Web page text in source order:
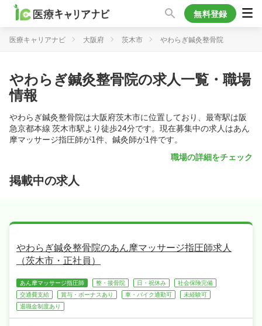
無料登録
医療キャリアナビ 大阪府 茨木市 やわらぎ鍼灸整骨院
やわらぎ鍼灸整骨院の求人一覧・職場
情報
やわらぎ鍼灸整骨院は大阪府茨木市に位置しており、最寄駅は阪
急京都本線 茨木市駅より徒歩24分です。現在募集中の求人はあん
摩マッサージ指圧師が1件、鍼灸師が1件です。
職場の詳細をチェック
掲載中の求人
やわらぎ鍼灸整骨院のあん摩マッサージ指圧師求人
（茨木市・正社員）
あん摩マッサージ指圧師 整・接骨院 日・祝休み
社会保険完備
交通費支給
賞与・ボーナスあり 車・バイク通勤可
未経験可
退職金制度あり